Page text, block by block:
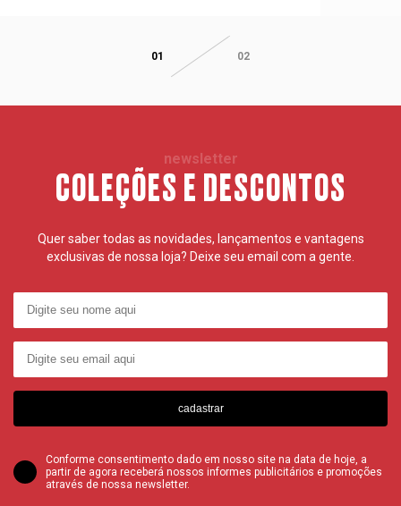
01 02
newsletter
COLEÇÕES E DESCONTOS
Quer saber todas as novidades, lançamentos e vantagens
exclusivas de nossa loja? Deixe seu email com a gente.
cadastrar
Conforme consentimento dado em nosso site na data de hoje, a
partir de agora receberá nossos informes publicitários e promoções
através de nossa newsletter.